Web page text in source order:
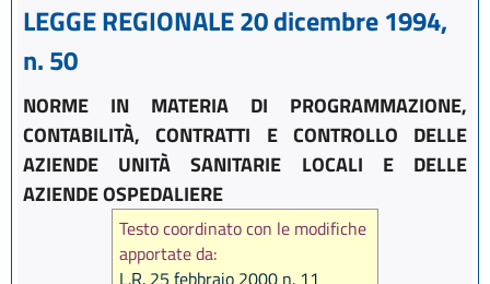
LEGGE REGIONALE 20 dicembre 1994,
n. 50
NORME IN MATERIA DI PROGRAMMAZIONE,
CONTABILITÀ, CONTRATTI E CONTROLLO DELLE
AZIENDE UNITÀ SANITARIE LOCALI E DELLE
AZIENDE OSPEDALIERE
Testo coordinato con le modifiche
apportate da:
L.R. 25 febbraio 2000 n. 11